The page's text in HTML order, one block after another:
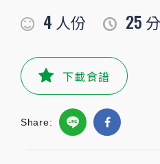
4 人份 25
下載食譜
Share:
草蝦
小磨坊精選調味
小磨坊糖醋醬
小磨坊蒜香黑胡椒